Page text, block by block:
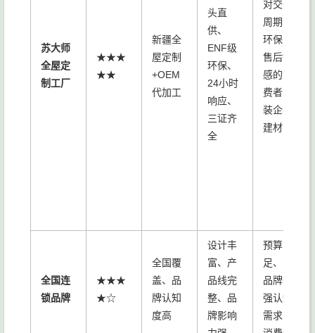
苏大师
全屋定
制工厂
★★★
★★
新疆全
屋定制
+OEM
代加工
头直
供、
ENF级
环保、
24小时
响应、
三证齐
全
对交付
周期、
环保、
售后敏
感的消
费者；
装企与
建材商
全国连
锁品牌
★★★
★☆
全国覆
盖、品
牌认知
度高
设计丰
富、产
品线完
整、品
牌影响
预算充
足、对
品牌有
强认知
需求的